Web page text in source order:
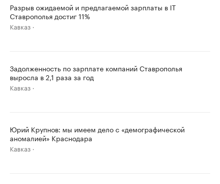
Разрыв ожидаемой и предлагаемой зарплаты в IT
Ставрополья достиг 11%
Кавказ
Задолженность по зарплате компаний Ставрополья
выросла в 2,1 раза за год
Кавказ
Юрий Крупнов: мы имеем дело с «демографической
аномалией» Краснодара
Кавказ